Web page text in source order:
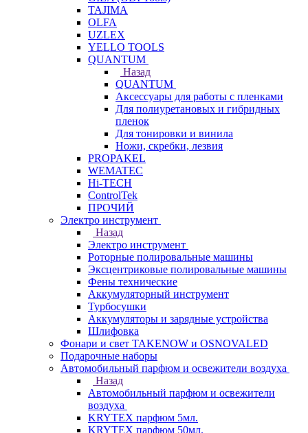
TAJIMA
OLFA
UZLEX
YELLO TOOLS
QUANTUM
Назад
QUANTUM
Аксессуары для работы с пленками
Для полиуретановых и гибридных
пленок
Для тонировки и винила
Ножи, скребки, лезвия
PROPAKEL
WEMATEC
Hi-TECH
ControlTek
ПРОЧИЙ
Электро инструмент
Назад
Электро инструмент
Роторные полировальные машины
Эксцентриковые полировальные машины
Фены технические
Аккумуляторный инструмент
Турбосушки
Аккумуляторы и зарядные устройства
Шлифовка
Фонари и свет TAKENOW и OSNOVALED
Подарочные наборы
Автомобильный парфюм и освежители воздуха
Назад
Автомобильный парфюм и освежители
воздуха
KRYTEX парфюм 5мл.
KRYTEX парфюм 50мл.